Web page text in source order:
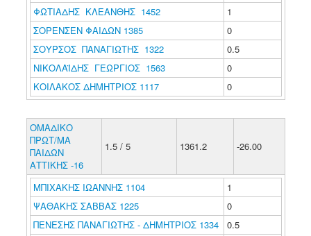
ΦΩΤΙΑΔΗΣ ΚΛΕΑΝΘΗΣ 1452
1
ΣΟΡΕΝΣΕΝ ΦΑΙΔΩΝ 1385
0
ΣΟΥΡΣΟΣ ΠΑΝΑΓΙΩΤΗΣ 1322
0.5
ΝΙΚΟΛΑΪΔΗΣ ΓΕΩΡΓΙΟΣ 1563
0
ΚΟΙΛΑΚΟΣ ΔΗΜΗΤΡΙΟΣ 1117
0
ΟΜΑΔΙΚΟ
ΠΡΩΤ/ΜΑ
ΠΑΙΔΩΝ
ΑΤΤΙΚΗΣ -16
1.5 / 5 1361.2 -26.00
ΜΠΙΧΑΚΗΣ ΙΩΑΝΝΗΣ 1104
1
ΨΑΘΑΚΗΣ ΣΑΒΒΑΣ 1225
0
ΠΕΝΕΣΗΣ ΠΑΝΑΓΙΩΤΗΣ - ΔΗΜΗΤΡΙΟΣ 1334
0.5